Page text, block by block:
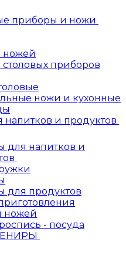
приборы и ножи
ножей
приборов
ножи и кухонные
напитков и продуктов
для напитков и
для продуктов
ножей
- посуда